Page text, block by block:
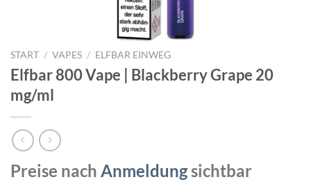
START / VAPES / ELFBAR EINWEG
Elfbar 800 Vape | Blackberry Grape 20
mg/ml
Preise nach Anmeldungsichtbar